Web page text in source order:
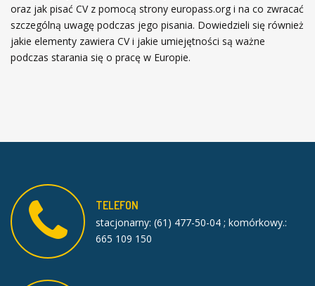
oraz jak pisać CV z pomocą strony europass.org i na co zwracać
szczególną uwagę podczas jego pisania. Dowiedzieli się również
jakie elementy zawiera CV i jakie umiejętności są ważne
podczas starania się o pracę w Europie.
TELEFON
stacjonarny: (61) 477-50-04 ; komórkowy.:
665 109 150